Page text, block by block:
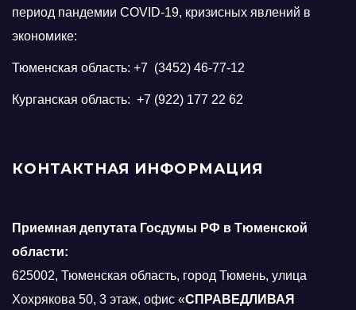
период пандемии COVID-19, кризисных явлений в
экономике:
Тюменская область: +7 (3452) 46-77-12
Курганская область: +7 (922) 177 22 62
КОНТАКТНАЯ ИНФОРМАЦИЯ
Приемная депутата Госдумы РФ в Тюменской
области:
625002, Тюменская область, город Тюмень, улица
Хохрякова 50, 3 этаж, офис «СПРАВЕДЛИВАЯ